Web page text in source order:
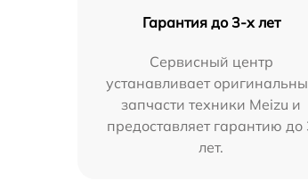
Гарантия до 3-х лет
Сервисный центр
устанавливает
запчасти техники Meizu и
предоставляет гарантию до
лет.